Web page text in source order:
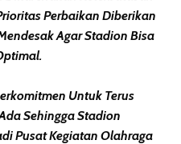
Perbaikan Diberikan
Agar Stadion Bisa
Untuk Terus
Sehingga Stadion
Pusat Kegiatan Olahraga